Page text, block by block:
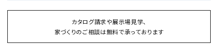
カタログ請求や展示場見学、
家づくりのご相談は無料で承っております